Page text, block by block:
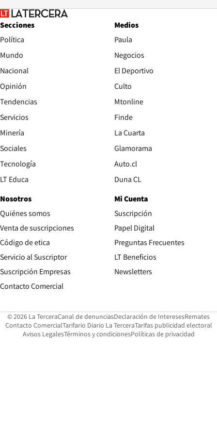
Secciones
Política
Mundo
Nacional
Opinión
Tendencias
Servicios
Minería
Sociales
Tecnología
LT Educa
Medios
Paula
Negocios
El Deportivo
Culto
Mtonline
Finde
La Cuarta
Glamorama
Auto.clOpens in new window
Duna CLOpens in new window
Nosotros
Quiénes somos
Venta de suscripciones
Código de etica Opens in new window
Servicio al Suscriptor
Suscripción Empresas
Contacto ComercialOpens in new window
Mi Cuenta
Suscripción
Papel DigitalOpens in new
Preguntas Frecuentes
LT Beneficios
Newsletters
© 2026 La TerceraCanal de denunciasOpens in new window
Declaración de InteresesOpens in
Remates
Contacto ComercialOpens in new window
Tarifario Diario La TerceraOpens in new window
Tarifas publicidad electoral
Avisos LegalesOpens in new window
Términos y condicionesPolíticas de privacidad